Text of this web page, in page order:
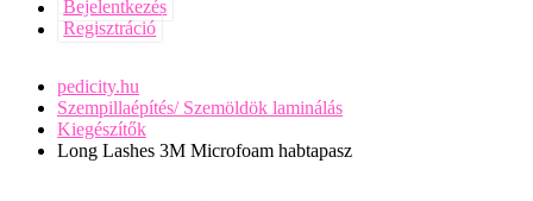
Bejelentkezés
Regisztráció
pedicity.hu
Szempillaépítés/ Szemöldök laminálás
Kiegészítők
Long Lashes 3M Microfoam habtapasz